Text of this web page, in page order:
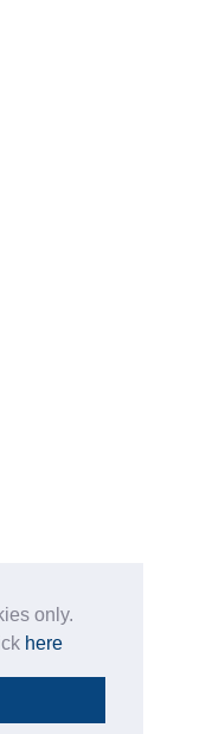
only.
here